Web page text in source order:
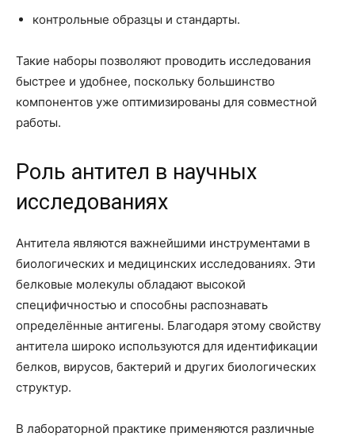
контрольные образцы и стандарты.
Такие наборы позволяют проводить исследования
быстрее и удобнее, поскольку большинство
компонентов уже оптимизированы для совместной
работы.
Роль антител в научных
исследованиях
Антитела являются важнейшими инструментами в
биологических и медицинских исследованиях. Эти
белковые молекулы обладают высокой
специфичностью и способны распознавать
определённые антигены. Благодаря этому свойству
антитела широко используются для идентификации
белков, вирусов, бактерий и других биологических
структур.
В лабораторной практике применяются различные